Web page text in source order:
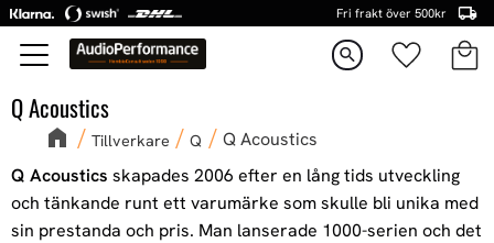
Meny
Fri frakt över 500kr
search Favoriter
Q Acoustics
Tillverkare Q
Q Acoustics
Q Acoustics skapades 2006 efter en lång tids utveckling
och tänkande runt ett varumärke som skulle bli unika med
sin prestanda och pris. Man lanserade 1000-serien och det